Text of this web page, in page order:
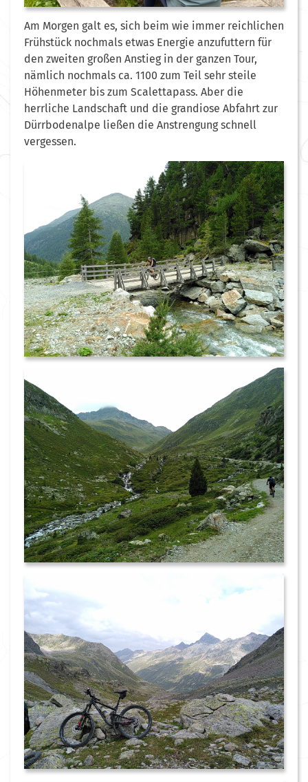
Am Morgen galt es, sich beim wie immer reichlichen
Frühstück nochmals etwas Energie anzufuttern für
den zweiten großen Anstieg in der ganzen Tour,
nämlich nochmals ca. 1100 zum Teil sehr steile
Höhenmeter bis zum Scalettapass. Aber die
herrliche Landschaft und die grandiose Abfahrt zur
Dürrbodenalpe ließen die Anstrengung schnell
vergessen.